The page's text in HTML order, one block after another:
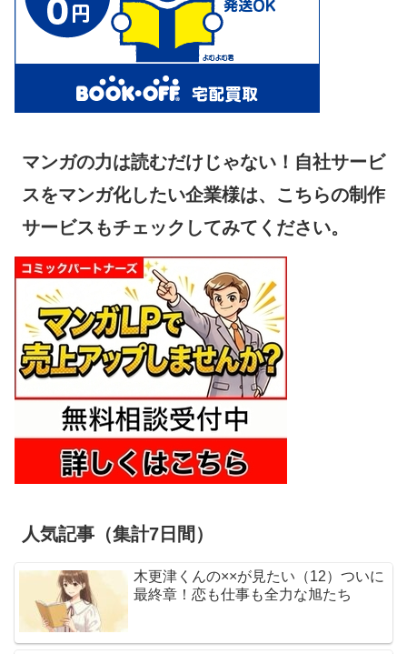
マンガの力は読むだけじゃない！自社サービ
スをマンガ化したい企業様は、こちらの制作
サービスもチェックしてみてください。
人気記事（集計7日間）
木更津くんの××が見たい（12）ついに
最終章！恋も仕事も全力な旭たち